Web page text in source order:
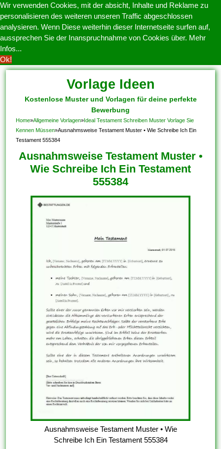
Wir verwenden Cookies, mit der absicht, Inhalte und Reklame zu
personalisieren des weiteren unseren Traffic abgeschlossen
analysieren. Wenn Diese weiterhin dieser Internetseite surfen auf,
aussprechen Sie der Inanspruchnahme von Cookies über. Mehr
Infos...
Ok!
Vorlage Ideen
Kostenlose Muster und Vorlagen für deine perfekte
Bewerbung
Home»Allgemeine Vorlagen»Ideal Testament Schreiben Muster Vorlage Sie
Kennen Müssen»Ausnahmsweise Testament Muster • Wie Schreibe Ich Ein
Testament 555384
Ausnahmsweise Testament Muster •
Wie Schreibe Ich Ein Testament
555384
Ausnahmsweise Testament Muster • Wie
Schreibe Ich Ein Testament 555384